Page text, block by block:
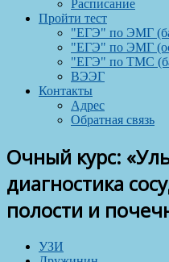
Расписание
Пройти тест
"ЕГЭ" по ЭМГ
"ЕГЭ" по ЭМГ
"ЕГЭ" по ТМС
ВЭЭГ
Контакты
Адрес
Обратная связь
Очный курс:
диагностика
полости и
УЗИ